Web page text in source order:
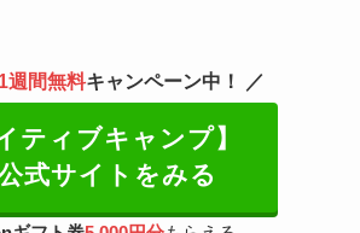
1週間無料キャンペーン中！ ／
ティブキャンプ】
式サイトをみる